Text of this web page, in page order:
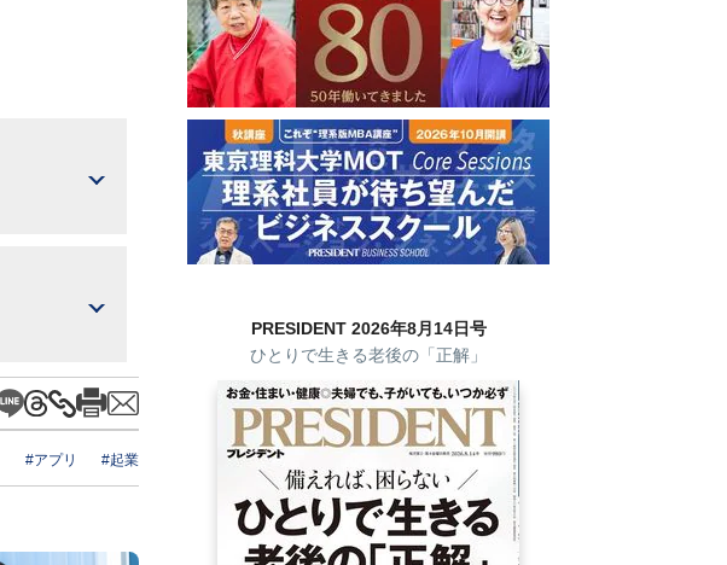
#アプリ #起業
PRESIDENT 2026年8月14日号
ひとりで生きる老後の「正解」